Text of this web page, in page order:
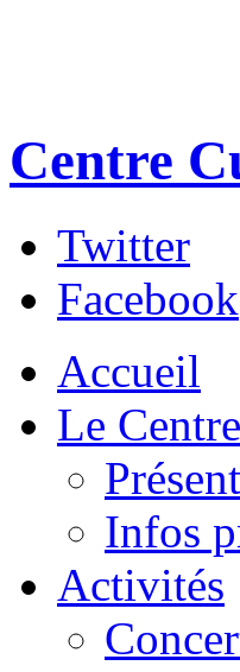
Centre
Twitter
Facebook
Accueil
Le Centre
Infos
Activités